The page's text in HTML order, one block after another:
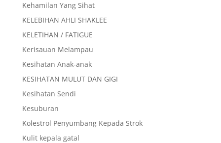
Kehamilan Yang Sihat
KELEBIHAN AHLI SHAKLEE
KELETIHAN / FATIGUE
Kerisauan Melampau
Kesihatan Anak-anak
KESIHATAN MULUT DAN GIGI
Kesihatan Sendi
Kesuburan
Kolestrol Penyumbang Kepada Strok
Kulit kepala gatal